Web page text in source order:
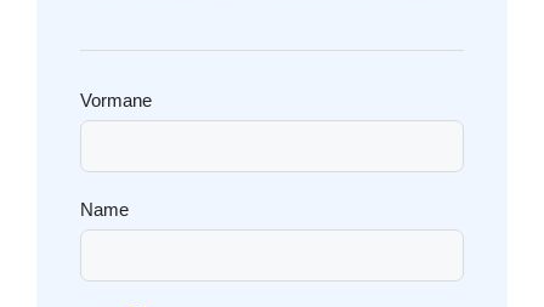
Vormane
Name